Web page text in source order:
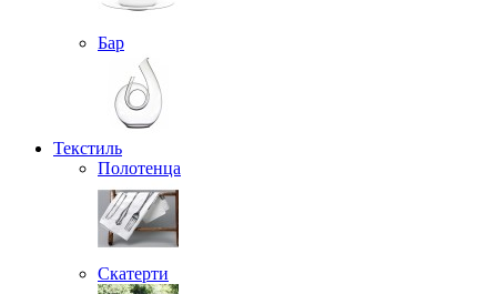
Бар
Текстиль
Полотенца
Скатерти